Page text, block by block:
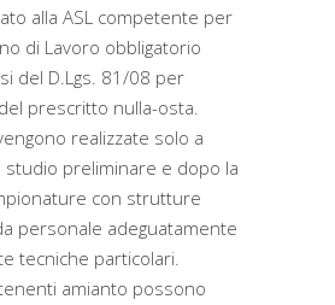
alla ASL competente per
di Lavoro obbligatorio
del D.Lgs. 81/08 per
prescritto nulla-osta.
realizzate solo a
studio preliminare e dopo la
con strutture
personale adeguatamente
tecniche particolari.
amianto possono